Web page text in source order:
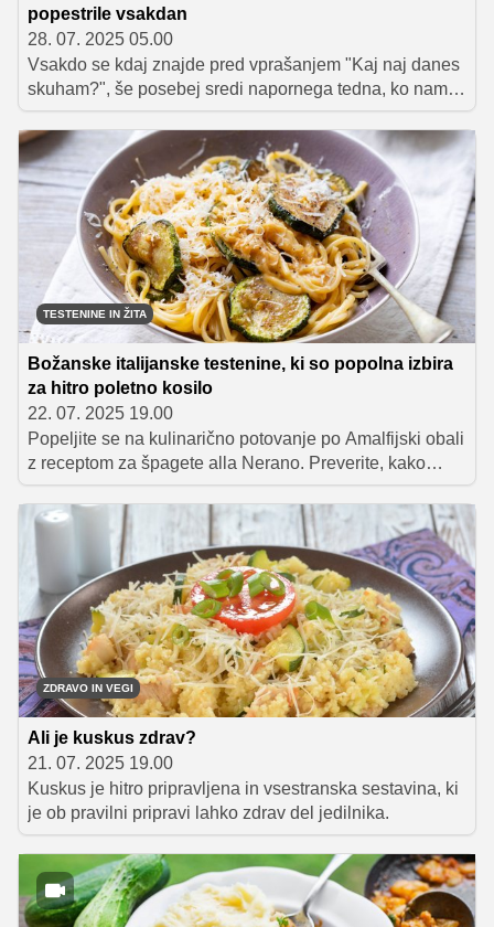
popestrile vsakdan
28. 07. 2025 05.00
Vsakdo se kdaj znajde pred vprašanjem "Kaj naj danes
skuham?", še posebej sredi napornega tedna, ko nam
zmanjkuje časa in idej. Tokrat smo zbrali pet enostavnih
receptov za kosila, ki ne zahtevajo veliko truda, a bodo
vseeno navdušili z okusom in poskrbeli za prijetno
kulinarično popestritev vašega tedna. Od hitrih testenin
do svežih poletnih jedi – te ideje boste z veseljem
ponovili!
TESTENINE IN ŽITA
Božanske italijanske testenine, ki so popolna izbira
za hitro poletno kosilo
22. 07. 2025 19.00
Popeljite se na kulinarično potovanje po Amalfijski obali
z receptom za špagete alla Nerano. Preverite, kako
lahko doma pripravite to slastno testeninsko jed z
bučkami, sirom in svežo baziliko. Preprosta priprava, a
nepozaben okus, ki vas bo z vsakim grižljajem popeljal
v sončno Italijo!
ZDRAVO IN VEGI
Ali je kuskus zdrav?
21. 07. 2025 19.00
Kuskus je hitro pripravljena in vsestranska sestavina, ki
je ob pravilni pripravi lahko zdrav del jedilnika.